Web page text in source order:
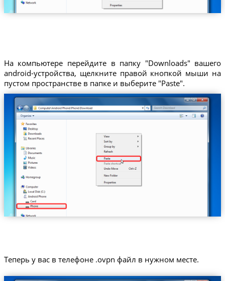
На компьютере перейдите в папку "Downloads" вашего
android-устройства, щелкните правой кнопкой мыши на
пустом пространстве в папке и выберите "Paste".
Теперь у вас в телефоне .ovpn файл в нужном месте.